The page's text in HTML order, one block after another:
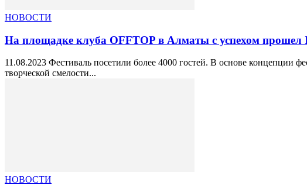
НОВОСТИ
На площадке клуба OFFTOP в Алматы с успехом прошел
11.08.2023 Фестиваль посетили более 4000 гостей. В основе концепции
творческой смелости...
НОВОСТИ